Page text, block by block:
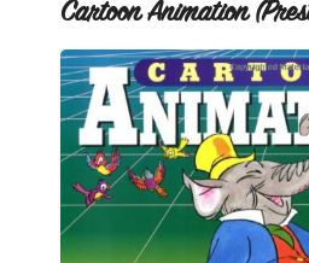
Cartoon Animation